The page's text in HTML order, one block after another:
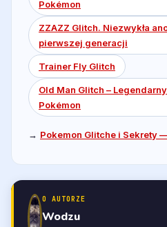
Pokémon
ZZAZZ Glitch. Niezwykła
pierwszej generacji
Trainer Fly Glitch
Old Man Glitch –
Pokémon
→ Pokemon Glitche i Sekrety
O AUTORZE
Wodzu